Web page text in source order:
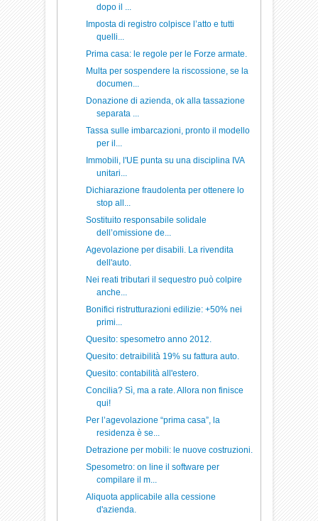
dopo il ...
Imposta di registro colpisce l’atto e tutti
quelli...
Prima casa: le regole per le Forze armate.
Multa per sospendere la riscossione, se la
documen...
Donazione di azienda, ok alla tassazione
separata ...
Tassa sulle imbarcazioni, pronto il modello
per il...
Immobili, l'UE punta su una disciplina IVA
unitari...
Dichiarazione fraudolenta per ottenere lo
stop all...
Sostituito responsabile solidale
dell’omissione de...
Agevolazione per disabili. La rivendita
dell'auto.
Nei reati tributari il sequestro può colpire
anche...
Bonifici ristrutturazioni edilizie: +50% nei
primi...
Quesito: spesometro anno 2012.
Quesito: detraibilità 19% su fattura auto.
Quesito: contabilità all'estero.
Concilia? Sì, ma a rate. Allora non finisce
qui!
Per l’agevolazione “prima casa”, la
residenza è se...
Detrazione per mobili: le nuove costruzioni.
Spesometro: on line il software per
compilare il m...
Aliquota applicabile alla cessione
d'azienda.